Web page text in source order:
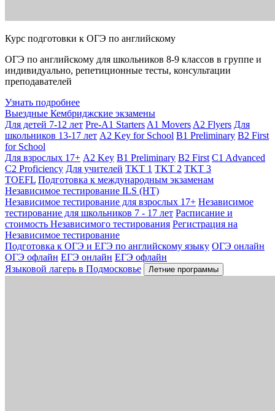
Курс подготовки к ОГЭ по английскому
ОГЭ по английскому для школьников 8-9 классов в группе и
индивидуально, репетиционные тесты, консультации
преподавателей
Узнать подробнее
Выездные Кембриджские экзамены
Для детей 7-12 лет Pre-A1 Starters A1 Movers A2 Flyers Для
школьников 13-17 лет A2 Key for School B1 Preliminary B2 First
for School
Для взрослых 17+ A2 Key B1 Preliminary B2 First C1 Advanced
C2 Proficiency Для учителей TKT 1 TKT 2 TKT 3
TOEFL Подготовка к международным экзаменам
Независимое тестирование ILS (НТ)
Независимое тестирование для взрослых 17+ Независимое
тестирование для школьников 7 - 17 лет Расписание и
стоимость Независимого тестирования Регистрация на
Независимое тестирование
Подготовка к ОГЭ и ЕГЭ по английскому языку ОГЭ онлайн
ОГЭ офлайн ЕГЭ онлайн ЕГЭ офлайн
Языковой лагерь в Подмосковье
Летние программы